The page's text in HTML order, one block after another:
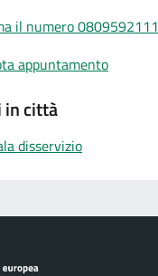
il numero 0809592111
appuntamento
in città
disservizio